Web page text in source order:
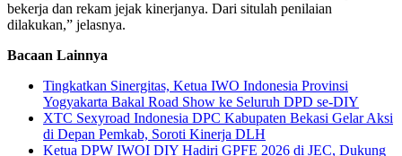
bekerja dan rekam jejak kinerjanya. Dari situlah penilaian
dilakukan,” jelasnya.
Bacaan Lainnya
Tingkatkan Sinergitas, Ketua IWO Indonesia Provinsi
Yogyakarta Bakal Road Show ke Seluruh DPD se-DIY
XTC Sexyroad Indonesia DPC Kabupaten Bekasi Gelar Aksi
di Depan Pemkab, Soroti Kinerja DLH
Ketua DPW IWOI DIY Hadiri GPFE 2026 di JEC, Dukung